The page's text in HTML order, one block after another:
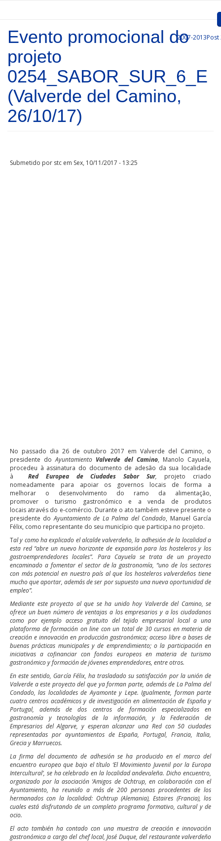
Inicio
Apresentação
Convocatórias
Projetos Aprovados
2007-2013Post
Evento promocional do
projeto
0254_SABOR_SUR_6_E
(Valverde del Camino,
26/10/17)
Submetido por stc em Sex, 10/11/2017 - 13:25
No passado dia 26 de outubro 2017 em Valverde del Camino, o
presidente doAyuntamiento Valverde del Camino, Manolo Cayuela,
procedeu à assinatura do documento de adesão da sua localidade
à Red Europea de Ciudades Sabor Sur, projeto criado
nomeadamente para apoiar os governos locais de forma a
melhorar o desenvolvimento do ramo da alimentação,
promover o turismo gastronómico e a venda de produtos
locais através do e-comércio. Durante o ato também esteve presente o
presidente doAyuntamiento de La Palma del Condado, Manuel García
Félix, como representante do seu município que participa no projeto.
Tal y como ha explicado el alcalde valverdeño, la adhesión de la localidad a
esta red “abre un nuevo horizonte de expansión para las hosteleros y los
gastroemprendedores locales”. Para Cayuela se trata de un proyecto
encaminado a fomentar el sector de la gastronomía, “uno de los sectores
con más potencial en nuestro país al que los hosteleros valverdeños tiene
mucho que aportar, además de ser por supuesto una nueva oportunidad de
empleo”.
Mediante este proyecto al que se ha unido hoy Valverde del Camino, se
ofrece un buen número de ventajas a los empresarios y a los ciudadanos
como por ejemplo acceso gratuito del tejido empresarial local a una
plataforma de formación on line con un total de 30 cursos en materia de
creación e innovación en producción gastronómica; acceso libre a bases de
buenas prácticas municipales y de emprendimiento; o la participación en
iniciativas a cofinanciar con fondos europeos en materia de turismo
gastronómico y formación de jóvenes emprendedores, entre otros.
En este sentido, García Félix, ha trasladado su satisfacción por la unión de
Valverde a este proyecto del que ya forman parte, además de La Palma del
Condado, las localidades de Ayamonte y Lepe. Igualmente, forman parte
cuatro centros académicos y de investigación en alimentación de España y
Portugal, además de dos centros de formación especializados en
gastronomía y tecnologías de la información, y la Federación de
Empresarios del Algarve, y esperan alcanzar una Red con 50 ciudades
representadas por ayuntamientos de España, Portugal, Francia, Italia,
Grecia y Marruecos.
La firma del documento de adhesión se ha producido en el marco del
encuentro europeo que bajo el título ‘El Movimiento Juvenil por la Europa
Intercultural’, se ha celebrado en la localidad andevaleña. Dicho encuentro,
organizado por la asociación ‘Amigos de Ochtrup, en colaboración con el
Ayuntamiento, ha reunido a más de 200 personas procedentes de los
hermanados con la localidad: Ochtrup (Alemania), Estaires (Francia), los
cuales está disfrutando de un completo programa formativo, cultural y de
ocio.
El acto también ha contado con una muestra de creación e innovación
gastronómica a cargo del chef local, José Duque, del restaurante valverdeño